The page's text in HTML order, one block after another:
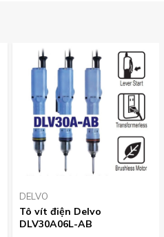
DELVO
Tô vít điện Delvo
DLV30A06L-AB